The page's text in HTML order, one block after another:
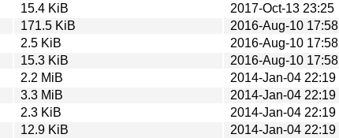
15.4 KiB
2017-Oct-13 23:25
171.5 KiB
2016-Aug-10 17:58
2.5 KiB
2016-Aug-10 17:58
15.3 KiB
2016-Aug-10 17:58
2.2 MiB
2014-Jan-04 22:19
3.3 MiB
2014-Jan-04 22:19
2.3 KiB
2014-Jan-04 22:19
12.9 KiB 2014-Jan-04 22:19